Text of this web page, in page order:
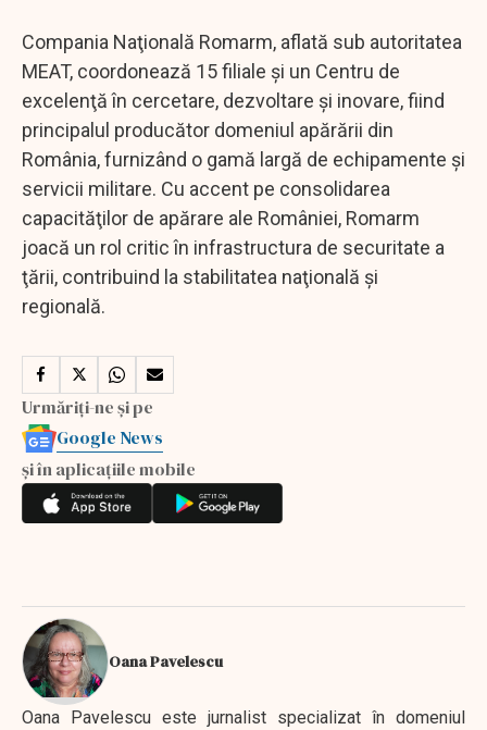
Compania Naţională Romarm, aflată sub autoritatea
MEAT, coordonează 15 filiale şi un Centru de
excelenţă în cercetare, dezvoltare şi inovare, fiind
principalul producător domeniul apărării din
România, furnizând o gamă largă de echipamente şi
servicii militare. Cu accent pe consolidarea
capacităţilor de apărare ale României, Romarm
joacă un rol critic în infrastructura de securitate a
ţării, contribuind la stabilitatea naţională şi
regională.
Urmăriți-ne și pe
Google News
și în aplicațiile mobile
Oana Pavelescu
Oana Pavelescu este jurnalist specializat în domeniul